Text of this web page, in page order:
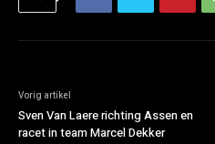
Vorig artikel
Sven Van Laere richting Assen en
racet in team Marcel Dekker